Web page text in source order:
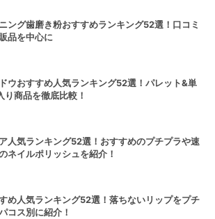
ング歯磨き粉おすすめランキング52選！口コミ
品を中心に
ウおすすめ人気ランキング52選！パレット&単
り商品を徹底比較！
人気ランキング52選！おすすめのプチプラや速
ネイルポリッシュを紹介！
め人気ランキング52選！落ちないリップをプチ
コス別に紹介！